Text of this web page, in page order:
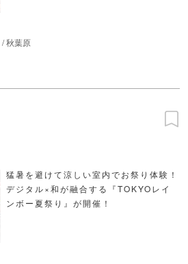
/秋葉原
猛暑を避けて涼しい室内でお祭り体験！
デジタル×和が融合する『TOKYOレイ
ンボー夏祭り』が開催！